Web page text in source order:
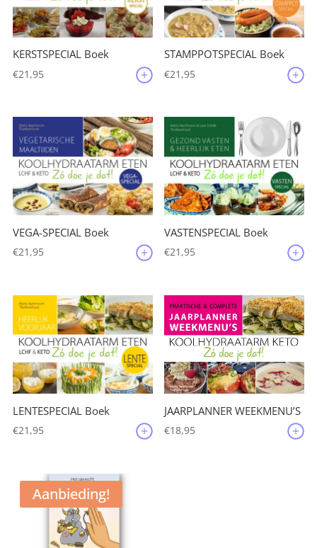
KERSTSPECIAL Boek
€21,95
STAMPPOTSPECIAL Boek
€21,95
VEGA-SPECIAL Boek
€21,95
VASTENSPECIAL Boek
€21,95
LENTESPECIAL Boek
€21,95
JAARPLANNER WEEKMENU’S
€18,95
Aanbieding!